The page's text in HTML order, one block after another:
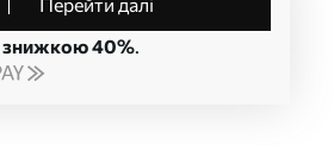
знижкою 40%.